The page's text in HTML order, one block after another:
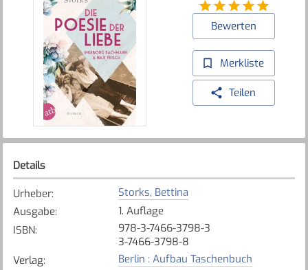
Bewerten
Merkliste
Teilen
Details
Urheber:
Storks, Bettina
Ausgabe:
1. Auflage
ISBN:
978-3-7466-3798-3
3-7466-3798-8
Verlag:
Berlin : Aufbau Taschenbuch